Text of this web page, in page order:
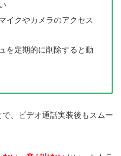
イクやカメラのアクセス
を定期的に削除すると動
、ビデオ通話実装後もスムー